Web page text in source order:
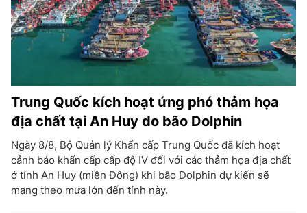
Trung Quốc kích hoạt ứng phó thảm họa
địa chất tại An Huy do bão Dolphin
Ngày 8/8, Bộ Quản lý Khẩn cấp Trung Quốc đã kích hoạt
cảnh báo khẩn cấp cấp độ IV đối với các thảm họa địa chất
ở tỉnh An Huy (miền Đông) khi bão Dolphin dự kiến sẽ
mang theo mưa lớn đến tỉnh này.